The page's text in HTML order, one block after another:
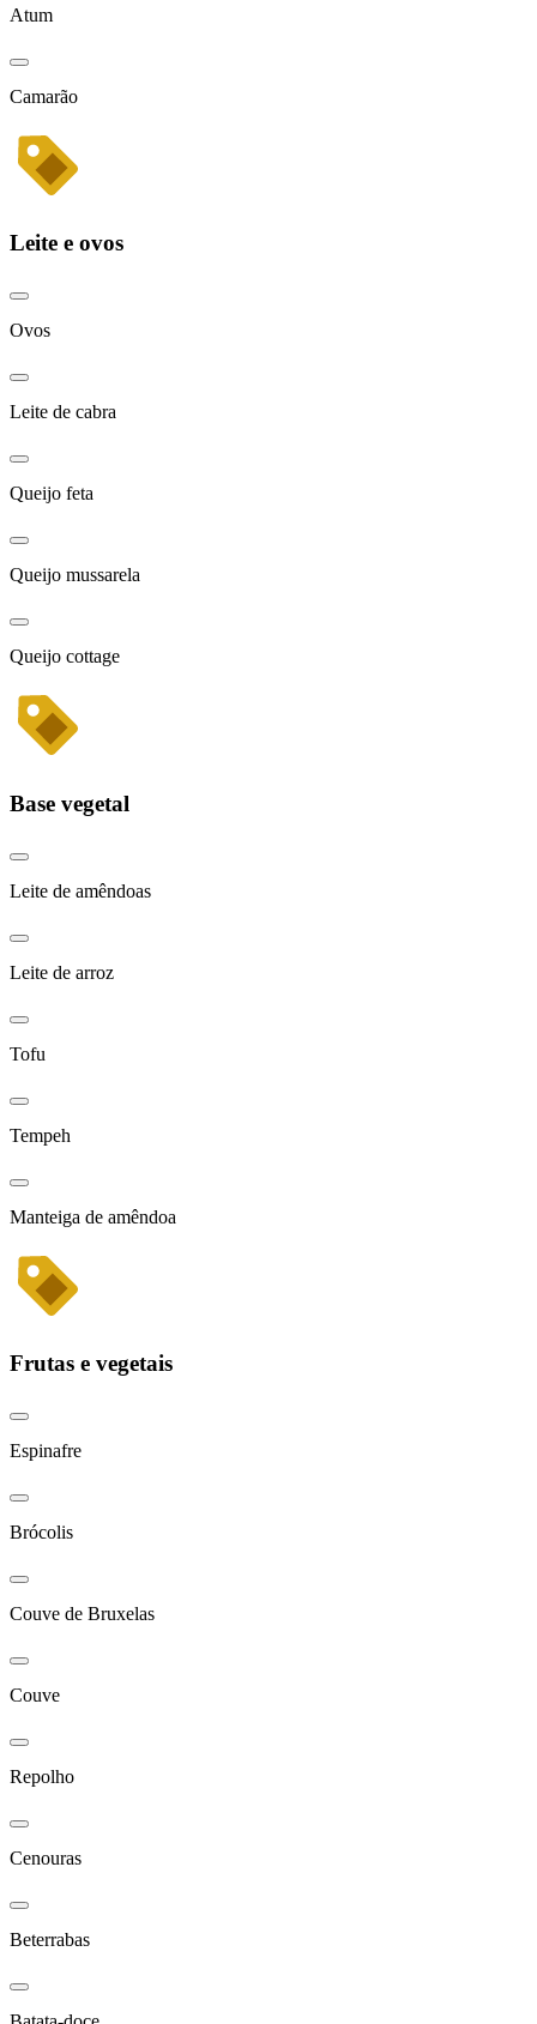
Atum
Camarão
Leite e ovos
Ovos
Leite de cabra
Queijo feta
Queijo mussarela
Queijo cottage
Base vegetal
Leite de amêndoas
Leite de arroz
Tofu
Tempeh
Manteiga de amêndoa
Frutas e vegetais
Espinafre
Brócolis
Couve de Bruxelas
Couve
Repolho
Cenouras
Beterrabas